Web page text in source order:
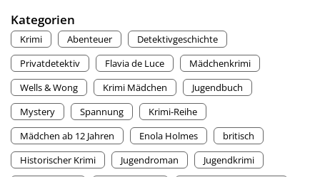
Kategorien
Krimi Abenteuer
Detektivgeschichte
Privatdetektiv
Flavia de Luce
Mädchenkrimi
Wells & Wong
Krimi Mädchen
Jugendbuch
Mystery
Spannung
Krimi-Reihe
Mädchen ab 12 Jahren
Enola Holmes
britisch
Historischer Krimi
Jugendroman
Jugendkrimi